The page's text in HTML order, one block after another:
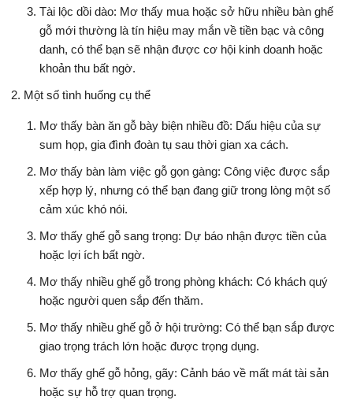
Tài lộc dồi dào: Mơ thấy mua hoặc sở hữu nhiều bàn ghế
gỗ mới thường là tín hiệu may mắn về tiền bạc và công
danh, có thể bạn sẽ nhận được cơ hội kinh doanh hoặc
khoản thu bất ngờ.
Một số tình huống cụ thể
Mơ thấy bàn ăn gỗ bày biện nhiều đồ: Dấu hiệu của sự
sum họp, gia đình đoàn tụ sau thời gian xa cách.
Mơ thấy bàn làm việc gỗ gọn gàng: Công việc được sắp
xếp hợp lý, nhưng có thể bạn đang giữ trong lòng một số
cảm xúc khó nói.
Mơ thấy ghế gỗ sang trọng: Dự báo nhận được tiền của
hoặc lợi ích bất ngờ.
Mơ thấy nhiều ghế gỗ trong phòng khách: Có khách quý
hoặc người quen sắp đến thăm.
Mơ thấy nhiều ghế gỗ ở hội trường: Có thể bạn sắp được
giao trọng trách lớn hoặc được trọng dụng.
Mơ thấy ghế gỗ hỏng, gãy: Cảnh báo về mất mát tài sản
hoặc sự hỗ trợ quan trọng.